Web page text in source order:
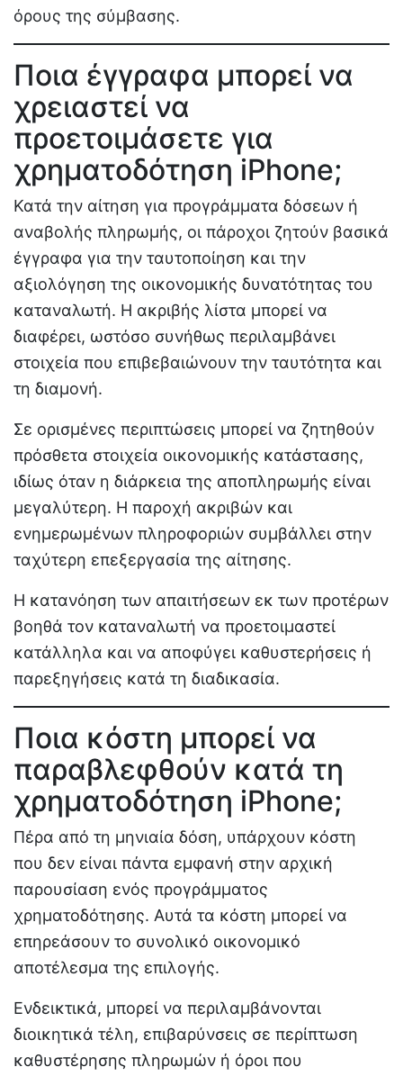
όρους της σύμβασης.
Ποια έγγραφα μπορεί να
χρειαστεί να
προετοιμάσετε για
χρηματοδότηση iPhone;
Κατά την αίτηση για προγράμματα δόσεων ή
αναβολής πληρωμής, οι πάροχοι ζητούν βασικά
έγγραφα για την ταυτοποίηση και την
αξιολόγηση της οικονομικής δυνατότητας του
καταναλωτή. Η ακριβής λίστα μπορεί να
διαφέρει, ωστόσο συνήθως περιλαμβάνει
στοιχεία που επιβεβαιώνουν την ταυτότητα και
τη διαμονή.
Σε ορισμένες περιπτώσεις μπορεί να ζητηθούν
πρόσθετα στοιχεία οικονομικής κατάστασης,
ιδίως όταν η διάρκεια της αποπληρωμής είναι
μεγαλύτερη. Η παροχή ακριβών και
ενημερωμένων πληροφοριών συμβάλλει στην
ταχύτερη επεξεργασία της αίτησης.
Η κατανόηση των απαιτήσεων εκ των προτέρων
βοηθά τον καταναλωτή να προετοιμαστεί
κατάλληλα και να αποφύγει καθυστερήσεις ή
παρεξηγήσεις κατά τη διαδικασία.
Ποια κόστη μπορεί να
παραβλεφθούν κατά τη
χρηματοδότηση iPhone;
Πέρα από τη μηνιαία δόση, υπάρχουν κόστη
που δεν είναι πάντα εμφανή στην αρχική
παρουσίαση ενός προγράμματος
χρηματοδότησης. Αυτά τα κόστη μπορεί να
επηρεάσουν το συνολικό οικονομικό
αποτέλεσμα της επιλογής.
Ενδεικτικά, μπορεί να περιλαμβάνονται
διοικητικά τέλη, επιβαρύνσεις σε περίπτωση
καθυστέρησης πληρωμών ή όροι που